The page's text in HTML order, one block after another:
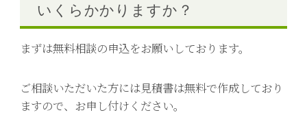
いくらかかりますか？
まずは無料相談の申込をお願いしております。
ご相談いただいた方には見積書は無料で作成しており
ますので、お申し付けください。